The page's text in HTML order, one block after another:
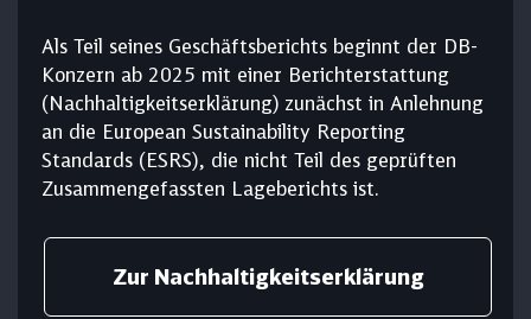
Als Teil seines Geschäftsberichts beginnt der DB-
Konzern ab 2025 mit einer Berichterstattung
(Nach­haltig­keits­er­klärung) zunächst in Anlehnung
an die European Sustainability Reporting
Standards (ESRS), die nicht Teil des geprüften
Zusammengefassten Lageberichts ist.
Zur Nach­haltig­keits­er­klärung